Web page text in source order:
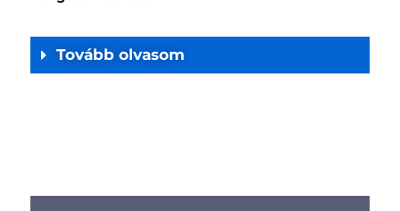
Tovább olvasom